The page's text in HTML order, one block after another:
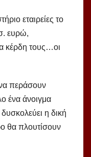
εταιρείες το
ευρώ,
κέρδη τους…οι
περάσουν
ένα άνοιγμα
η δική
θα πλουτίσουν